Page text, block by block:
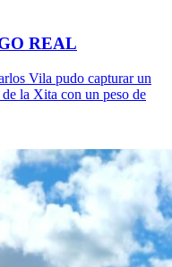
REAL
Vila pudo capturar un
la Xita con un peso de